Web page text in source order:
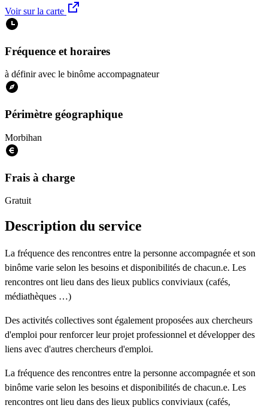
Voir sur la carte
Fréquence et horaires
à définir avec le binôme accompagnateur
Périmètre géographique
Morbihan
Frais à charge
Gratuit
Description du service
La fréquence des rencontres entre la personne accompagnée et son
binôme varie selon les besoins et disponibilités de chacun.e. Les
rencontres ont lieu dans des lieux publics conviviaux (cafés,
médiathèques …)
Des activités collectives sont également proposées aux chercheurs
d'emploi pour renforcer leur projet professionnel et développer des
liens avec d'autres chercheurs d'emploi.
La fréquence des rencontres entre la personne accompagnée et son
binôme varie selon les besoins et disponibilités de chacun.e. Les
rencontres ont lieu dans des lieux publics conviviaux (cafés,